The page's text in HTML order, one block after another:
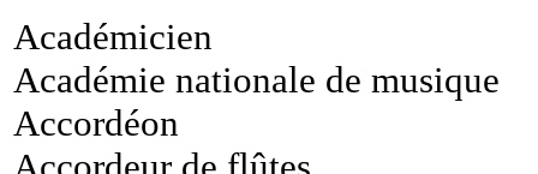
Académicien
Académie nationale de musique
Accordéon